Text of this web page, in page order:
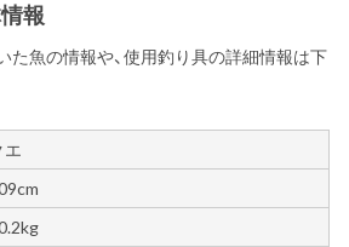
報
た魚の情報や、使用釣り具の詳細情報は下
エ